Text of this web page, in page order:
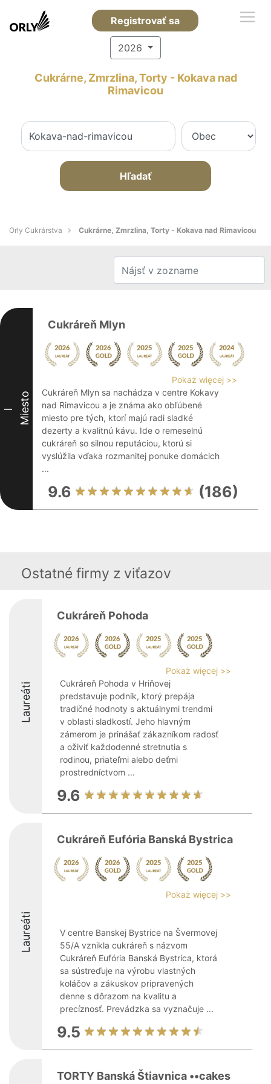
Registrovať sa
2026
Cukrárne, Zmrzlina, Torty - Kokava nad
Rimavicou
Hľadať
Orly Cukrárstva Cukrárne, Zmrzlina, Torty - Kokava nad Rimavicou
I Miesto
Cukráreň Mlyn
Pokaż więcej >>
Cukráreň Mlyn sa nachádza v centre Kokavy
nad Rimavicou a je známa ako obľúbené
miesto pre tých, ktorí majú radi sladké
dezerty a kvalitnú kávu. Ide o remeselnú
cukráreň so silnou reputáciou, ktorú si
vyslúžila vďaka rozmanitej ponuke domácich
...
9.6 (186)
Ostatné firmy z viťazov
Laureáti
Cukráreň Pohoda
Pokaż więcej >>
Cukráreň Pohoda v Hriňovej
predstavuje podnik, ktorý prepája
tradičné hodnoty s aktuálnymi trendmi
v oblasti sladkostí. Jeho hlavným
zámerom je prinášať zákazníkom radosť
a oživiť každodenné stretnutia s
rodinou, priateľmi alebo deťmi
prostredníctvom ...
9.6
Laureáti
Cukráreň Eufória Banská Bystrica
Pokaż więcej >>
V centre Banskej Bystrice na Švermovej
55/A vznikla cukráreň s názvom
Cukráreň Eufória Banská Bystrica, ktorá
sa sústreďuje na výrobu vlastných
koláčov a zákuskov pripravených
denne s dôrazom na kvalitu a
precíznosť. Prevádzka sa vyznačuje ...
9.5
TORTY Banská Štiavnica ••cakes